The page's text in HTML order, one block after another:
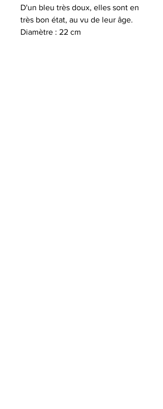
D'un bleu très doux, elles sont en
très bon état, au vu de leur âge.
Diamètre : 22 cm